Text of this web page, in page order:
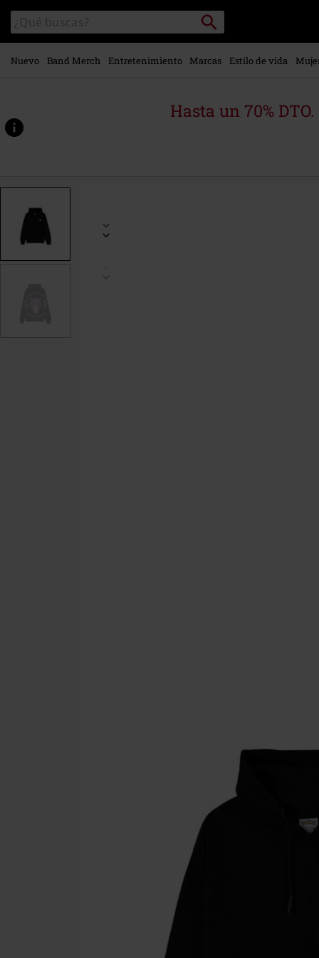
contenido
principal
Buscar
en
el
catálogo
Buscar
Nuevo Band Merch Entretenimiento Marcas Estilo de vida
Hasta un 70%
www.emp-
599899.html